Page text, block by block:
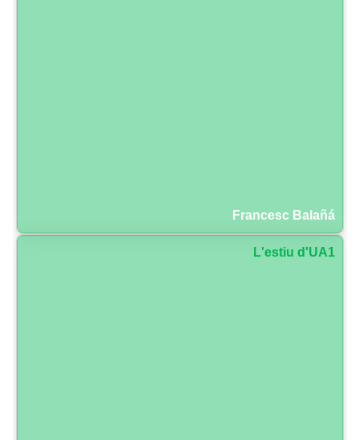
Francesc Balañá
L'estiu d'UA1